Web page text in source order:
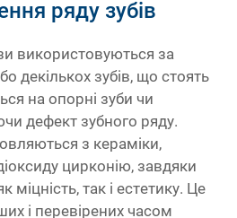
ряду зубів
використовуються за
декількох зубів, що стоять
на опорні зуби чи
дефект зубного ряду.
з кераміки,
цирконію, завдяки
міцність, так і естетику. Це
і перевірених часом